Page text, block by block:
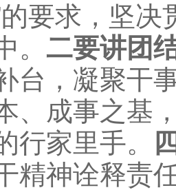
要求，坚
。 二要讲团
台，凝聚干
、成事之基
行家里手。
精神诠释责